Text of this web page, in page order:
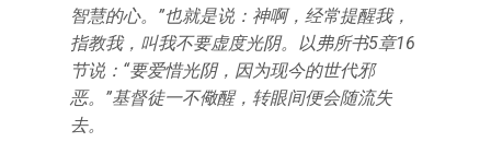
智慧的心。”也就是说：神啊，经常提醒我，
指教我，叫我不要虚度光阴。以弗所书5章16
节说：“要爱惜光阴，因为现今的世代邪
恶。”基督徒一不儆醒，转眼间便会随流失
去。